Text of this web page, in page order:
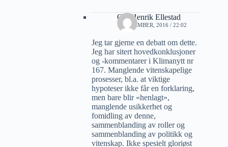
Ole Henrik Ellestad
1 NOVEMBER, 2016 / 22:02
Jeg tar gjerne en debatt om dette.
Jeg har sitert hovedkonklusjoner
og -kommentarer i Klimanytt nr
167. Manglende vitenskapelige
prosesser, bl.a. at viktige
hypoteser ikke får en forklaring,
men bare blir «henlagt»,
manglende usikkerhet og
fomidling av denne,
sammenblanding av roller og
sammenblanding av politikk og
vitenskap. Ikke spesielt gloriøst